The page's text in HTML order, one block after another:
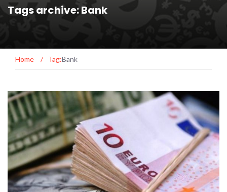
Tags archive: Bank
Home / Tag:Bank